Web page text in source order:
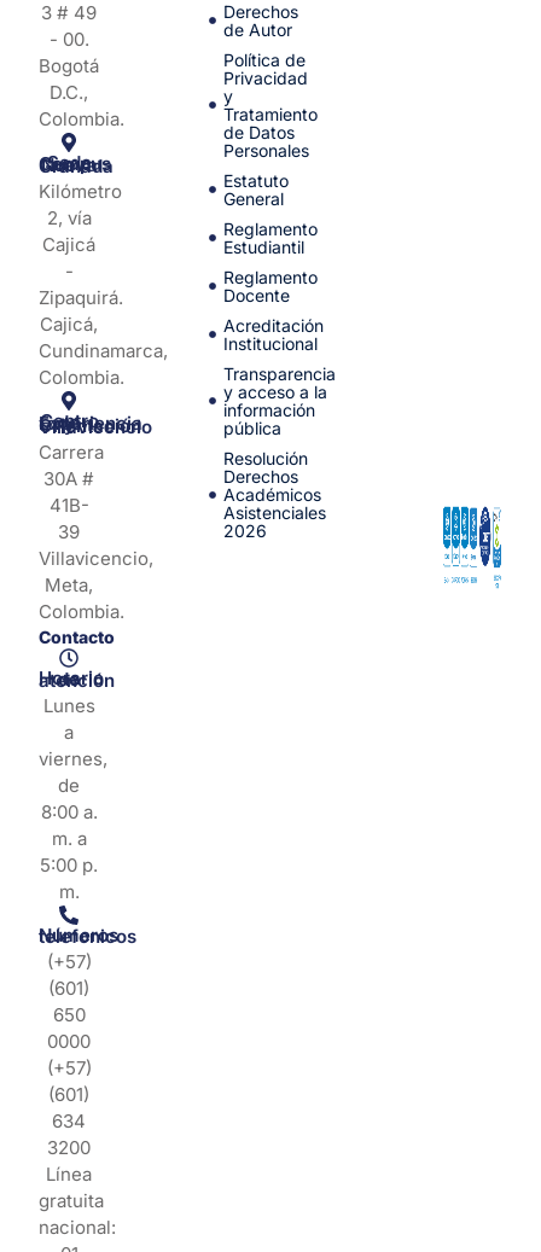
3 # 49
- 00.
Bogotá
D.C.,
Colombia.
Sede Campus Nueva Granada
Kilómetro
2, vía
Cajicá
-
Zipaquirá.
Cajicá,
Cundinamarca,
Colombia.
Centro de Experiencia y Orientación Villavicencio
Carrera
30A #
41B-
39
Villavicencio,
Meta,
Colombia.
Contacto
Horario de atención
Lunes
a
viernes,
de
8:00 a.
m. a
5:00 p.
m.
Números telefonicos
(+57)
(601)
650
0000
(+57)
(601)
634
3200
Línea
gratuita
nacional:
Derechos
de Autor
Política de
Privacidad
y
Tratamiento
de Datos
Personales
Estatuto
General
Reglamento
Estudiantil
Reglamento
Docente
Acreditación
Institucional
Transparencia
y acceso a la
información
pública
Resolución
Derechos
Académicos
Asistenciales
2026